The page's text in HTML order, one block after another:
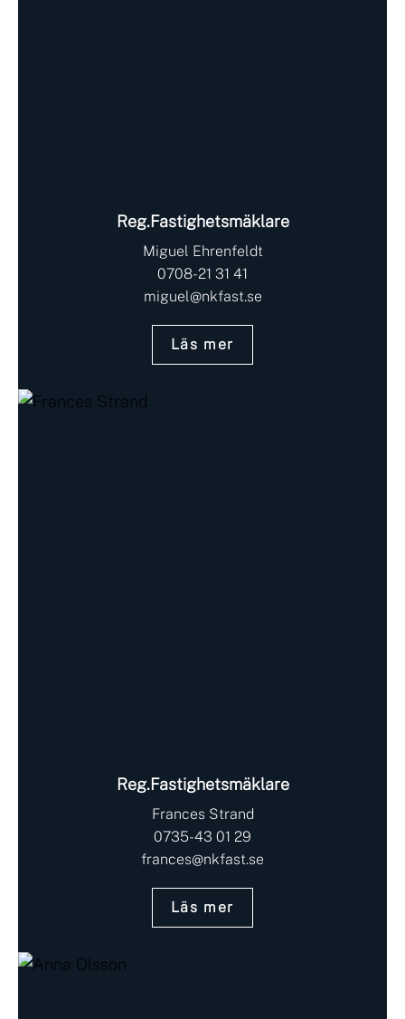
Reg.Fastighetsmäklare
Miguel Ehrenfeldt
0708-21 31 41
miguel@nkfast.se
Läs mer
Reg.Fastighetsmäklare
Frances Strand
0735-43 01 29
frances@nkfast.se
Läs mer